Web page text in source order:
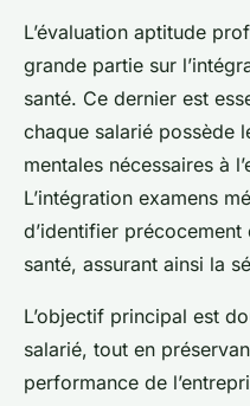
L’évaluation aptitude
grande partie sur
santé. Ce dernier est
chaque salarié possède
mentales nécessaires à
L’intégration examens
d’identifier précocement
santé, assurant ainsi la
L’objectif principal est
salarié, tout en
performance de